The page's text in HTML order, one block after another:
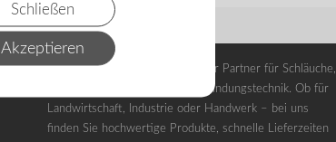
Schließen
Akzeptieren
PVC-SHOP7 ist Ihr zuverlässiger Partner für Schläuche,
Armaturen und industrielle Verbindungstechnik. Ob für
Landwirtschaft, Industrie oder Handwerk – bei uns
finden Sie hochwertige Produkte, schnelle Lieferzeiten